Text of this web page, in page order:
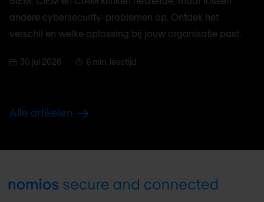
andere cybersecurity-problemen op. Ontdek het
verschil en welke oplossing bij jouw organisatie past.
30 jul 2026 6 min. leestijd
Alle artikelen
Footer